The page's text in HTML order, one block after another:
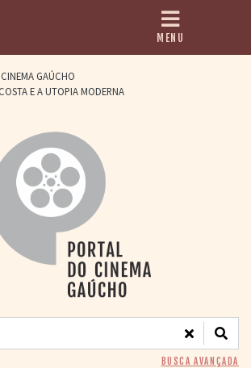
DOS
MENU
GAÚCHO
E A UTOPIA MODERNA
BUSCA AVANÇADA